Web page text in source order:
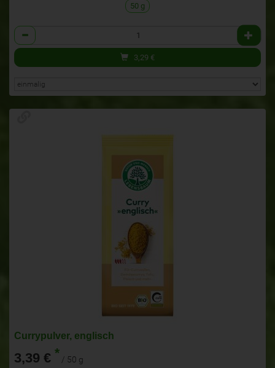
50 g
Anzahl
3,29 €
Currypulver, englisch
3,39 € * / 50 g